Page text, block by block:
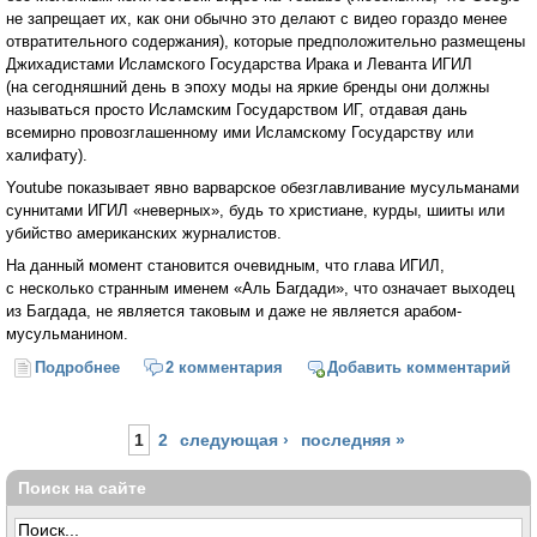
не запрещает их, как они обычно это делают с видео гораздо менее
отвратительного содержания), которые предположительно размещены
Джихадистами Исламского Государства Ирака и Леванта ИГИЛ
(на сегодняшний день в эпоху моды на яркие бренды они должны
называться просто Исламским Государством ИГ, отдавая дань
всемирно провозглашенному ими Исламскому Государству или
халифату).
Youtube показывает явно варварское обезглавливание мусульманами
суннитами ИГИЛ «неверных», будь то христиане, курды, шииты или
убийство американских журналистов.
На данный момент становится очевидным, что глава ИГИЛ,
с несколько странным именем «Аль Багдади», что означает выходец
из Багдада, не является таковым и даже не является арабом-
мусульманином.
Подробнее о Уильям Энгдаль: цель операции «ИГИЛ» — удар по
2 комментария Добавить комментарий
1 2 следующая › последняя »
Поиск на сайте